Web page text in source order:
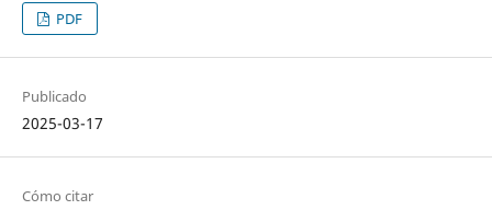
PDF
Publicado
2025-03-17
Cómo citar